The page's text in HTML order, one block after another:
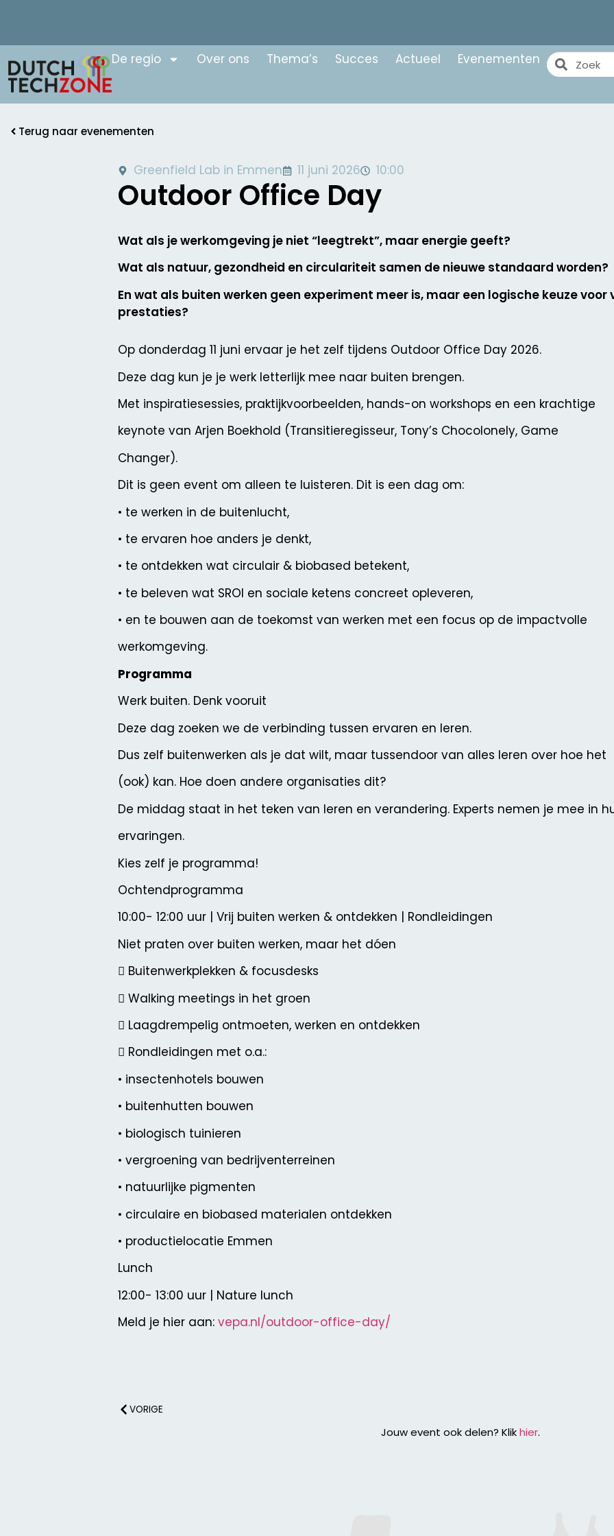
De regio Over ons Thema’s Succes Actueel Evenementen
Terug naar evenementen
Greenfield Lab in Emmen 11 juni 2026 10:00
Outdoor Office Day
Wat als je werkomgeving je niet “leegtrekt”, maar energie geeft?
Wat als natuur, gezondheid en circulariteit samen de nieuwe standaard worden?
En wat als buiten werken geen experiment meer is, maar een logische keuze
prestaties?
Op donderdag 11 juni ervaar je het zelf tijdens Outdoor Office Day 2026.
Deze dag kun je je werk letterlijk mee naar buiten brengen.
Met inspiratiesessies, praktijkvoorbeelden, hands-on workshops en een krachtige
keynote van Arjen Boekhold (Transitieregisseur, Tony’s Chocolonely, Game
Changer).
Dit is geen event om alleen te luisteren. Dit is een dag om:
• te werken in de buitenlucht,
• te ervaren hoe anders je denkt,
• te ontdekken wat circulair & biobased betekent,
• te beleven wat SROI en sociale ketens concreet opleveren,
• en te bouwen aan de toekomst van werken met een focus op de impactvolle
werkomgeving.
Programma
Werk buiten. Denk vooruit
Deze dag zoeken we de verbinding tussen ervaren en leren.
Dus zelf buitenwerken als je dat wilt, maar tussendoor van alles leren over hoe het
(ook) kan. Hoe doen andere organisaties dit?
De middag staat in het teken van leren en verandering. Experts nemen je mee in
ervaringen.
Kies zelf je programma!
Ochtendprogramma
10:00- 12:00 uur | Vrij buiten werken & ontdekken | Rondleidingen
Niet praten over buiten werken, maar het dóen
 Buitenwerkplekken & focusdesks
 Walking meetings in het groen
 Laagdrempelig ontmoeten, werken en ontdekken
 Rondleidingen met o.a.:
• insectenhotels bouwen
• buitenhutten bouwen
• biologisch tuinieren
• vergroening van bedrijventerreinen
• natuurlijke pigmenten
• circulaire en biobased materialen ontdekken
• productielocatie Emmen
Lunch
12:00- 13:00 uur | Nature lunch
Meld je hier aan: vepa.nl/outdoor-office-day/
VORIGE
Jouw event ook delen? Klikhier.